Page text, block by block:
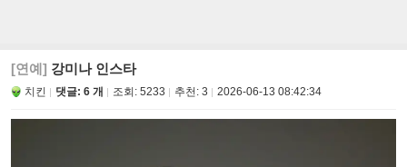
[연예] 강미나 인스타
치킨 댓글: 6 개 조회: 5233 추천: 3 2026-06-13 08:42:34